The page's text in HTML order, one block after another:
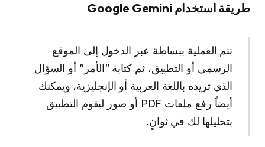
طريقة استخدام Google Gemini
تتم العملية ببساطة عبر الدخول إلى الموقع
الرسمي أو التطبيق، ثم كتابة “الأمر” أو السؤال
الذي تريده باللغة العربية أو الإنجليزية، ويمكنك
أيضاً رفع ملفات PDF أو صور ليقوم التطبيق
بتحليلها لك في ثوانٍ.